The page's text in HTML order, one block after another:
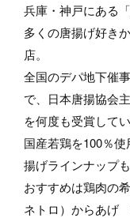
兵庫・神戸にある
多くの唐揚げ好き
店。
全国のデパ地下催
で、日本唐揚協会
を何度も受賞してい
国産若鶏を100％
揚げラインナップ
おすすめは鶏肉の
ネトロ）からあげ